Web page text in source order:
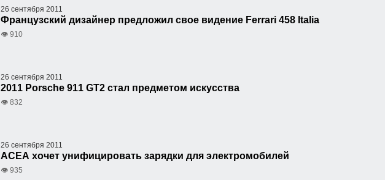
26 сентября 2011
Французский дизайнер предложил свое видение Ferrari 458 Italia
👁 910
26 сентября 2011
2011 Porsche 911 GT2 стал предметом искусства
👁 832
26 сентября 2011
ACEA хочет унифицировать зарядки для электромобилей
👁 935